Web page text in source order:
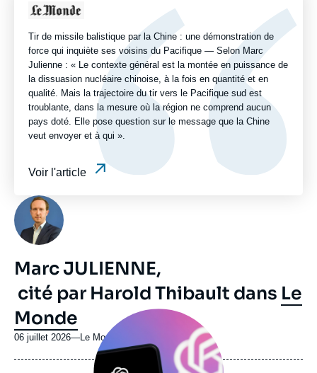
émission
Logo
Tir de missile balistique par la Chine : une démonstration de
force qui inquiète ses voisins du Pacifique — Selon Marc
Julienne : « Le contexte général est la montée en puissance de
la dissuasion nucléaire chinoise, à la fois en quantité et en
qualité. Mais la trajectoire du tir vers le Pacifique sud est
troublante, dans la mesure où la région ne comprend aucun
pays doté. Elle pose question sur le message que la Chine
veut envoyer et à qui ».
Voir l'article
Photo
Marc JULIENNE,
cité par Harold Thibault dans Le
Monde
06 juillet 2026—Nom
journal,
Le Monde
principale
médiatique